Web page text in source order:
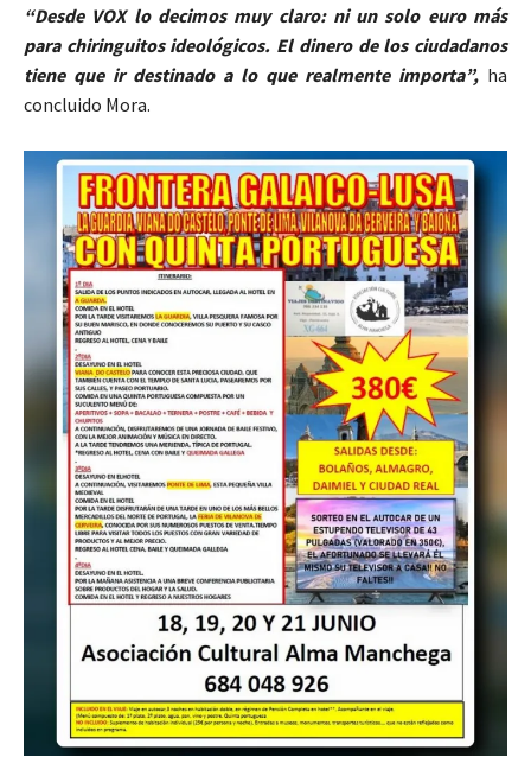
“Desde VOX lo decimos muy claro: ni un solo euro más
para chiringuitos ideológicos. El dinero de los ciudadanos
tiene que ir destinado a lo que realmente importa”, ha
concluido Mora.